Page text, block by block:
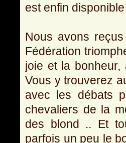
est enfin
Nous avons
Fédération
joie et la
Vous y trouverez
avec les débats
chevaliers de la
des blond .. Et
parfois un peu le